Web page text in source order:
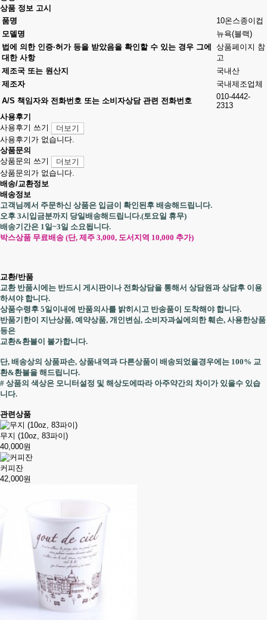
상품 정보 고시
품명
10온스종이컵
모델명
뉴욕(블랙)
법에 의한 인증·허가 등을 받았음을 확인할 수 있는 경우 그에
대한 사항
상품페이지 참
고
제조국 또는 원산지
국내산
제조자
국내제조업체
A/S 책임자와 전화번호 또는 소비자상담 관련 전화번호
010-4442-
2313
사용후기
사용후기 쓰기
더보기
사용후기가 없습니다.
상품문의
상품문의 쓰기
더보기
상품문의가 없습니다.
배송/교환정보
배송정보
고객님께서 주문하신 상품은 입금이 확인된후 배송해드립니다.
오후 3시입금분까지 당일배송해드립니다.(토요일 휴무)
배송기간은 1일~3일 소요됩니다.
박스상품 무료배송 (단, 제주 3,000, 도서지역 10,000 추가)
교환/반품
교환 반품시에는 반드시 게시판이나 전화상담을 통해서 상담원과 상담후 이용
하셔야 합니다.
상품수령후 5일이내에 반품의사를 밝히시고 반송품이 도착해야 합니다.
반품기한이 지난상품, 예약상품, 개인변심, 소비자과실에의한 훼손, 사용한상품
등은
교환&환불이 불가합니다.
단, 배송상의 상품파손, 상품내역과 다른상품이 배송되었을경우에는 100% 교
환&환불을 해드립니다.
# 상품의 색상은 모니터설정 및 해상도에따라 아주약간의 차이가 있을수 있습
니다.
관련상품
무지 (10oz, 83파이)
40,000원
커피잔
42,000원